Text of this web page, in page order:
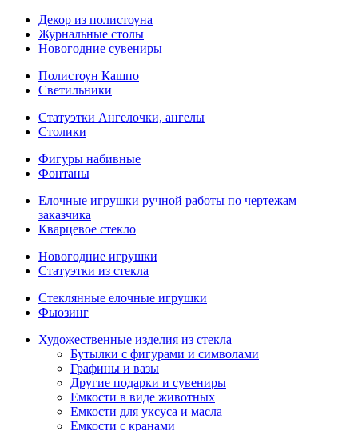
Декор из полистоуна
Журнальные столы
Новогодние сувениры
Полистоун Кашпо
Светильники
Статуэтки Ангелочки, ангелы
Столики
Фигуры набивные
Фонтаны
Елочные игрушки ручной работы по чертежам
заказчика
Кварцевое стекло
Новогодние игрушки
Статуэтки из стекла
Стеклянные елочные игрушки
Фьюзинг
Художественные изделия из стекла
Бутылки с фигурами и символами
Графины и вазы
Другие подарки и сувениры
Емкости в виде животных
Емкости для уксуса и масла
Емкости с кранами